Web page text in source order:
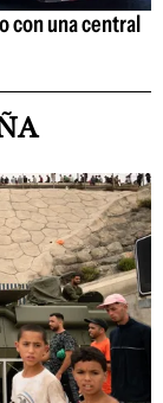
con una central